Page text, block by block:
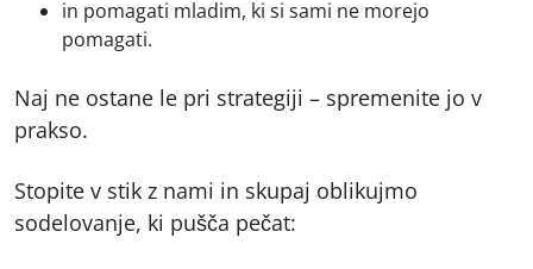
in pomagati mladim, ki si sami ne morejo
pomagati.
Naj ne ostane le pri strategiji – spremenite jo v
prakso.
Stopite v stik z nami in skupaj oblikujmo
sodelovanje, ki pušča pečat: